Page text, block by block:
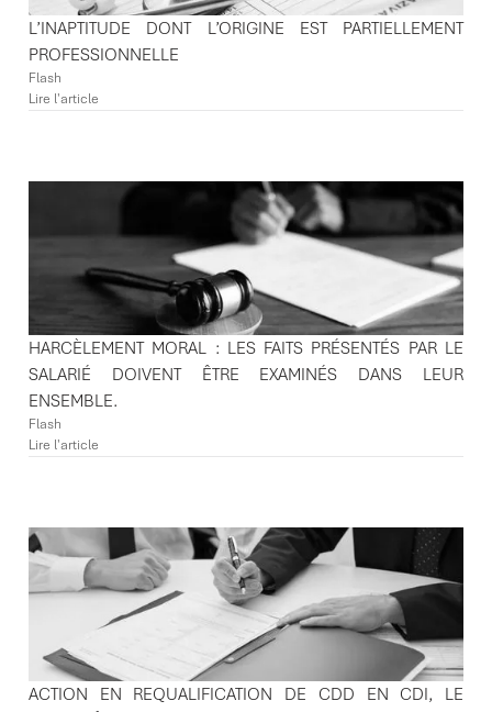
L’INAPTITUDE DONT L’ORIGINE EST PARTIELLEMENT
PROFESSIONNELLE
Flash
Lire l'article
HARCÈLEMENT MORAL : LES FAITS PRÉSENTÉS PAR LE
SALARIÉ DOIVENT ÊTRE EXAMINÉS DANS LEUR
ENSEMBLE.
Flash
Lire l'article
ACTION EN REQUALIFICATION DE CDD EN CDI, LE